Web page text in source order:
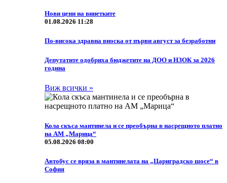
Нови цени на винетките
01.08.2026 11:28
По-висока здравна вноска от първи август за безработни
Депутатите одобриха бюджетите на ДОО и НЗОК за 2026
година
Виж всички »
Кола скъса мантинела и се преобърна в насрещното платно
на АМ „Марица“
05.08.2026 08:00
Автобус се вряза в мантинелата на „Цариградско шосе“ в
София